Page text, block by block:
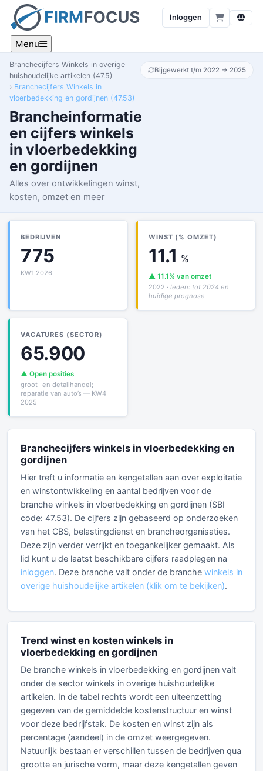
Inloggen
Menu
Branchecijfers Winkels in overige
huishoudelijke artikelen (47.5)
Branchecijfers Winkels in
vloerbedekking en gordijnen (47.53)
Brancheinformatie
en cijfers winkels
in vloerbedekking
en gordijnen
Alles over ontwikkelingen winst,
kosten, omzet en meer
Bijgewerkt t/m 2022 → 2025
BEDRIJVEN
775
KW1 2026
WINST (% OMZET)
11.1 %
▲ 11.1% van omzet
2022 · leden: tot 2024 en
huidige prognose
VACATURES (SECTOR)
65.900
▲ Open posities
groot- en detailhandel;
reparatie van auto’s — KW4
2025
Branchecijfers winkels in vloerbedekking en
gordijnen
Hier treft u informatie en kengetallen aan over exploitatie
en winstontwikkeling en aantal bedrijven voor de
branche winkels in vloerbedekking en gordijnen (SBI
code: 47.53). De cijfers zijn gebaseerd op onderzoeken
van het CBS, belastingdienst en brancheorganisaties.
Deze zijn verder verrijkt en toegankelijker gemaakt. Als
lid kunt u de laatst beschikbare cijfers raadplegen na
inloggen. Deze branche valt onder de branche winkels in
overige huishoudelijke artikelen (klik om te bekijken).
Trend winst en kosten winkels in
vloerbedekking en gordijnen
De branche winkels in vloerbedekking en gordijnen valt
onder de sector winkels in overige huishoudelijke
artikelen. In de tabel rechts wordt een uiteenzetting
gegeven van de gemiddelde kostenstructuur en winst
voor deze bedrijfstak. De kosten en winst zijn als
percentage (aandeel) in de omzet weergegeven.
Natuurlijk bestaan er verschillen tussen de bedrijven qua
grootte en jurische vorm, maar deze kengetallen geven